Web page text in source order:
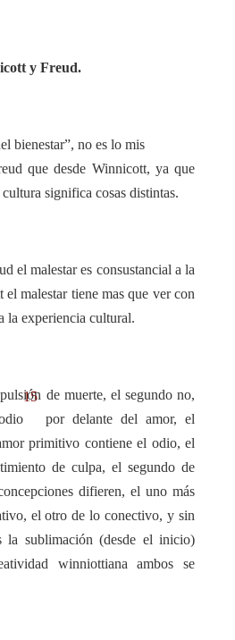
y Freud.
bienestar”, no es lo mis
que desde Winnicott, ya que
significa cosas distintas.
el malestar es consustancial a la
malestar tiene mas que ver con
la experiencia cultural.
de muerte, el segundo no,
15
por delante del amor, el
primitivo contiene el odio, el
de culpa, el segundo de
difieren, el uno más
el otro de lo conectivo, y sin
la sublimación (desde el inicio)
winniottiana ambos se